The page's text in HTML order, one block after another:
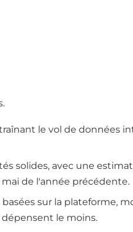
le vol de données
solides, avec une
de l'année précédente.
sur la plateforme,
le moins.